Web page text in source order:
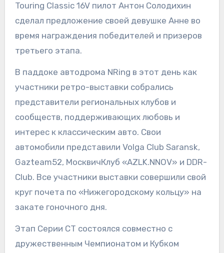
Touring Classic 16V пилот Антон Солодихин
сделал предложение своей девушке Анне во
время награждения победителей и призеров
третьего этапа.
В паддоке автодрома NRing в этот день как
участники ретро-выставки собрались
представители региональных клубов и
сообществ, поддерживающих любовь и
интерес к классическим авто. Свои
автомобили представили Volga Club Saransk,
Gazteam52, МосквичКлуб «AZLK.NNOV» и DDR-
Club. Все участники выставки совершили свой
круг почета по «Нижегородскому кольцу» на
закате гоночного дня.
Этап Серии CT состоялся совместно с
дружественным Чемпионатом и Кубком